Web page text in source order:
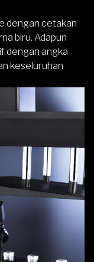
dengan cetakan
biru. Adapun
dengan angka
keseluruhan